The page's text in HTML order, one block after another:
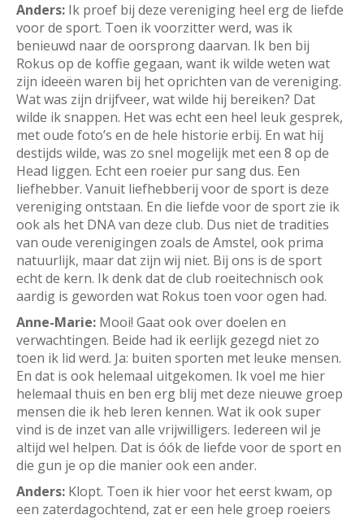
Anders: Ik proef bij deze vereniging heel erg de liefde
voor de sport. Toen ik voorzitter werd, was ik
benieuwd naar de oorsprong daarvan. Ik ben bij
Rokus op de koffie gegaan, want ik wilde weten wat
zijn ideeën waren bij het oprichten van de vereniging.
Wat was zijn drijfveer, wat wilde hij bereiken? Dat
wilde ik snappen. Het was echt een heel leuk gesprek,
met oude foto’s en de hele historie erbij. En wat hij
destijds wilde, was zo snel mogelijk met een 8 op de
Head liggen. Echt een roeier pur sang dus. Een
liefhebber. Vanuit liefhebberij voor de sport is deze
vereniging ontstaan. En die liefde voor de sport zie ik
ook als het DNA van deze club. Dus niet de tradities
van oude verenigingen zoals de Amstel, ook prima
natuurlijk, maar dat zijn wij niet. Bij ons is de sport
echt de kern. Ik denk dat de club roeitechnisch ook
aardig is geworden wat Rokus toen voor ogen had.
Anne-Marie: Mooi! Gaat ook over doelen en
verwachtingen. Beide had ik eerlijk gezegd niet zo
toen ik lid werd. Ja: buiten sporten met leuke mensen.
En dat is ook helemaal uitgekomen. Ik voel me hier
helemaal thuis en ben erg blij met deze nieuwe groep
mensen die ik heb leren kennen. Wat ik ook super
vind is de inzet van alle vrijwilligers. Iedereen wil je
altijd wel helpen. Dat is óók de liefde voor de sport en
die gun je op die manier ook een ander.
Anders: Klopt. Toen ik hier voor het eerst kwam, op
een zaterdagochtend, zat er een hele groep roeiers